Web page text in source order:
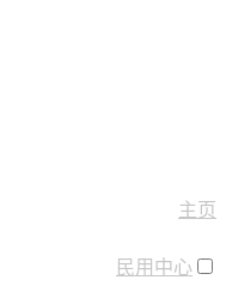
主页
民用中心